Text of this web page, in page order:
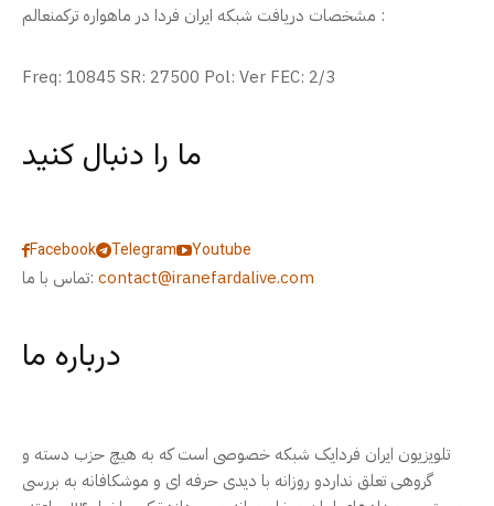
مشخصات دریافت شبکه ایران فردا در ماهواره ترکمنعالم :
Freq: 10845 SR: 27500 Pol: Ver FEC: 2/3
ما را دنبال کنید
Facebook Telegram
Youtube
تماس با ما: contact@iranefardalive.com
درباره ما
تلویزیون ایران فردایک شبکه خصوصی است که به هیچ حزب دسته و
گروهی تعلق نداردو روزانه با دیدی حرفه ای و موشکافانه به بررسی